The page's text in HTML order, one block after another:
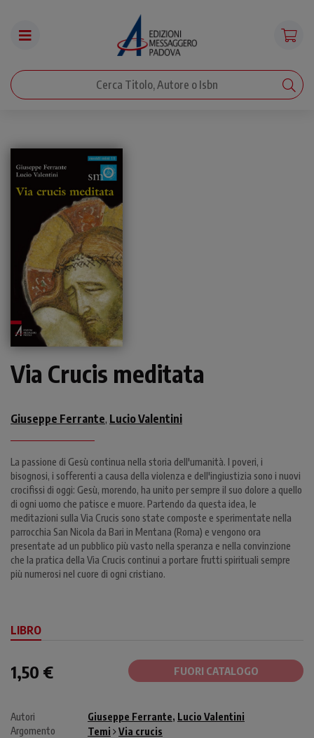
Via Crucis meditata
Giuseppe Ferrante, Lucio Valentini
La passione di Gesù continua nella storia dell'umanità. I poveri, i
bisognosi, i sofferenti a causa della violenza e dell'ingiustizia sono i nuovi
crocifissi di oggi: Gesù, morendo, ha unito per sempre il suo dolore a quello
di ogni uomo che patisce e muore. Partendo da questa idea, le
meditazioni sulla Via Crucis sono state composte e sperimentate nella
parrocchia San Nicola da Bari in Mentana (Roma) e vengono ora
presentate ad un pubblico più vasto nella speranza e nella convinzione
che la pratica della Via Crucis continui a portare frutti spirituali sempre
più numerosi nel cuore di ogni cristiano.
LIBRO
1,50 € FUORI CATALOGO
Autori Giuseppe Ferrante, Lucio Valentini
Argomento
Temi
Via crucis